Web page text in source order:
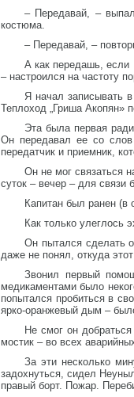
– Передавай, –
костюма.
– Передавай, –
А как передашь, если
– настроился на частоту
Я начал записывать
Теплоход „Гриша Акопян»
Эта была первая
Он передавал ее со
передатчик и приемник,
Он не мог связаться
суток – вечер – для связи
Капитан был ранен (в
Как только улеглось
Он пытался сделать
даже не понял, откуда
Звонил первый
медикаментами было
попытался пробиться в
ярко-оранжевый дым –
Не смог он
мостик – во всех
За эти несколько
задохнуться, сидел
правый борт. Пожар.